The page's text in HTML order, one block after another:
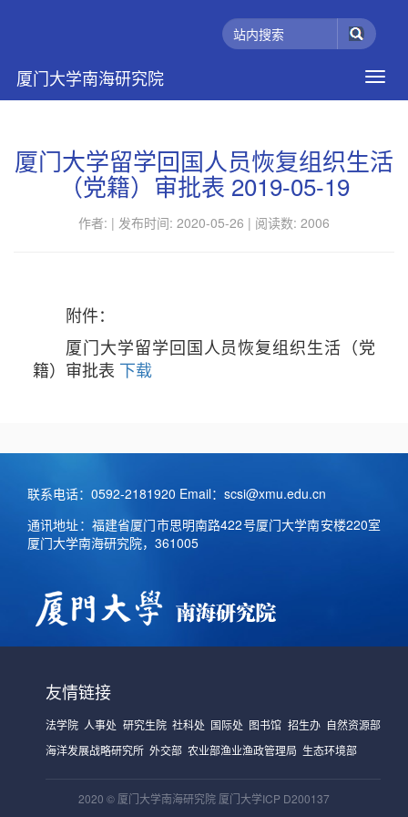
厦门大学南海研究院
厦门大学留学回国人员恢复组织生活
（党籍）审批表 2019-05-19
作者: | 发布时间: 2020-05-26 | 阅读数: 2006
附件：
厦门大学留学回国人员恢复组织生活（党
籍）审批表 下载
联系电话：0592-2181920 Email：scsi@xmu.edu.cn
通讯地址：福建省厦门市思明南路422号厦门大学南安楼220室
厦门大学南海研究院，361005
友情链接
法学院 人事处 研究生院 社科处 国际处 图书馆 招生办 自然资源部
海洋发展战略研究所 外交部 农业部渔业渔政管理局 生态环境部
2020 © 厦门大学南海研究院 厦门大学ICP D200137